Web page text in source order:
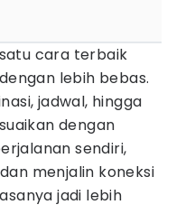
cara terbaik
lebih bebas.
jadwal, hingga
dengan
sendiri,
menjalin koneksi
jadi lebih